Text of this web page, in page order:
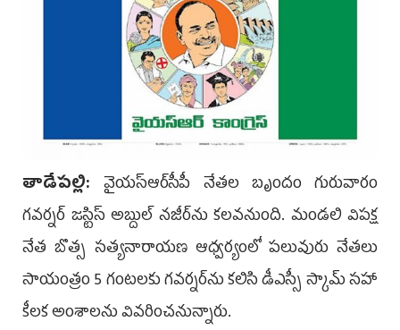
తాడేప‌ల్లి:వైయ‌స్ఆర్‌సీపీ నేతల బృందం గురువారం
గవర్నర్‌ జస్టిస్‌ అబ్దుల్‌ నజీర్‌­ను కలవనుంది. మండలి విపక్ష
నేత బొత్స సత్యనారాయణ ఆధ్వర్యంలో పలు­వు­రు నేతలు
సాయంత్రం 5 గంటలకు గవ­ర్నర్‌ను కలిసి డీఎస్సీ స్కామ్‌ సహా
కీలక అంశాలను వివరించనున్నారు.